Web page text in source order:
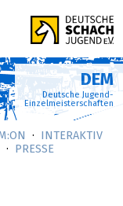
DEM
Deutsche Jugend-
Einzelmeisterschaften
INTERAKTIV
PRESSE